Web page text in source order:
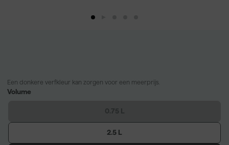
Een donkere verfkleur kan zorgen voor een meerprijs.
Volume
2.5 L